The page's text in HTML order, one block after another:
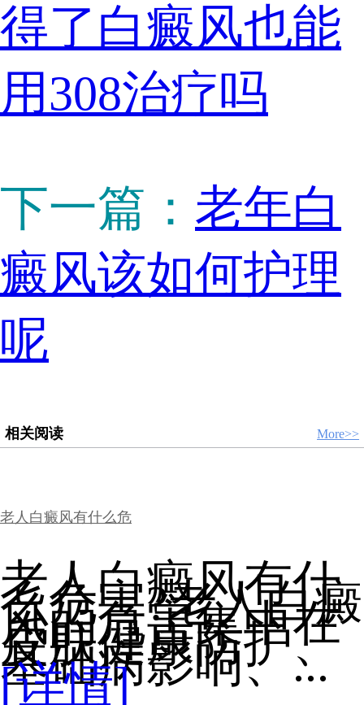
得了白癜风也能
用308治疗吗
下一篇： 老年白
癜风该如何护理
呢
相关阅读 More>>
老人白癜风有什么危
老人白癜风有什
么危害?老人白癜
风的危害集中在
皮肤健康防护、
基础病影响、...
[详情]